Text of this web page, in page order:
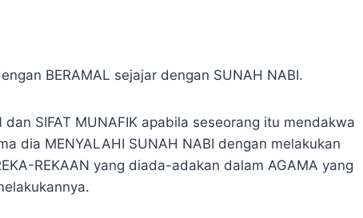
BERAMAL sejajar dengan SUNAH NABI.
SIFAT MUNAFIK apabila seseorang itu mendakwa
dia MENYALAHI SUNAH NABI dengan melakukan
REKAAN yang diada-adakan dalam AGAMA yang